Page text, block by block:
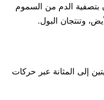
بتصفية الدم من السموم
وتنتجان البول.
إلى المثانة عبر حركات